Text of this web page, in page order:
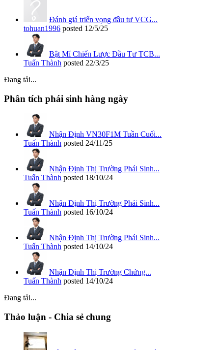
Đánh giá triển vọng đầu tư VCG...
tohuan1996 posted 12/5/25
Bật Mí Chiến Lược Đầu Tư TCB...
Tuấn Thành posted 22/3/25
Đang tải...
Phân tích phái sinh hàng ngày
Nhận Định VN30F1M Tuần Cuối...
Tuấn Thành posted 24/11/25
Nhận Định Thị Trường Phái Sinh...
Tuấn Thành posted 18/10/24
Nhận Định Thị Trường Phái Sinh...
Tuấn Thành posted 16/10/24
Nhận Định Thị Trường Phái Sinh...
Tuấn Thành posted 14/10/24
Nhận Định Thị Trường Chứng...
Tuấn Thành posted 14/10/24
Đang tải...
Thảo luận - Chia sẻ chung